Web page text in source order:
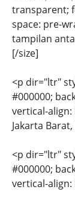
transparent;
space: pre-
tampilan
[/size]
<p dir="ltr"
#000000;
vertical-align:
Jakarta
<p dir="ltr"
#000000;
vertical-align: